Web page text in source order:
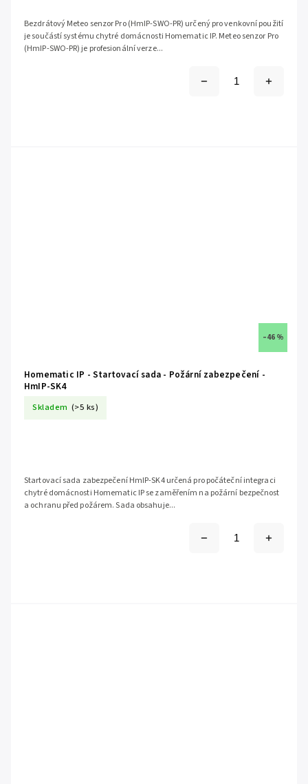
Bezdrátový Meteo senzor Pro (HmIP-SWO-PR) určený pro venkovní použití
je součástí systému chytré domácnosti Homematic IP. Meteo senzor Pro
(HmIP-SWO-PR) je profesionální verze...
–46 %
Homematic IP - Startovací sada - Požární zabezpečení -
HmIP-SK4
Skladem (>5 ks)
Startovací sada zabezpečení HmIP-SK4 určená pro počáteční integraci
chytré domácnosti Homematic IP se zaměřením na požární bezpečnost
a ochranu před požárem. Sada obsahuje...